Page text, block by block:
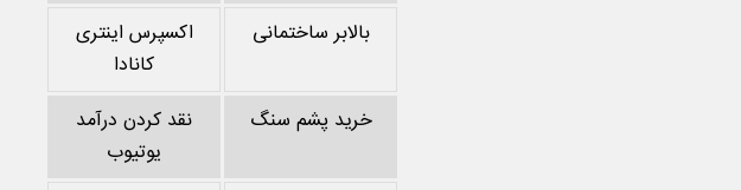
بالابر ساختمانی
اکسپرس اینتری
کانادا
خرید پشم سنگ
نقد کردن درآمد
یوتیوب